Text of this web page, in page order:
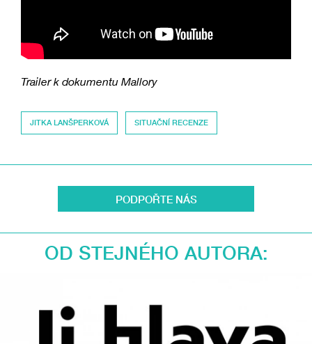
Trailer k dokumentu Mallory
JITKA LANŠPERKOVÁ SITUAČNÍ RECENZE
PODPOŘTE NÁS
OD STEJNÉHO AUTORA: